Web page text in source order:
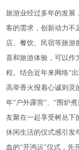
旅游业经过多年的发展
客的需求，创新动力不
店、餐饮、民宿等旅游
喜和旅游体验，可以作
程。结合近年来网络“
高举香火报着心诚则灵
年“户外露营”、“围炉
友聚在一起享受树丛下
休闲生活的仪式感引发
血的“开鸿运”仪式，先